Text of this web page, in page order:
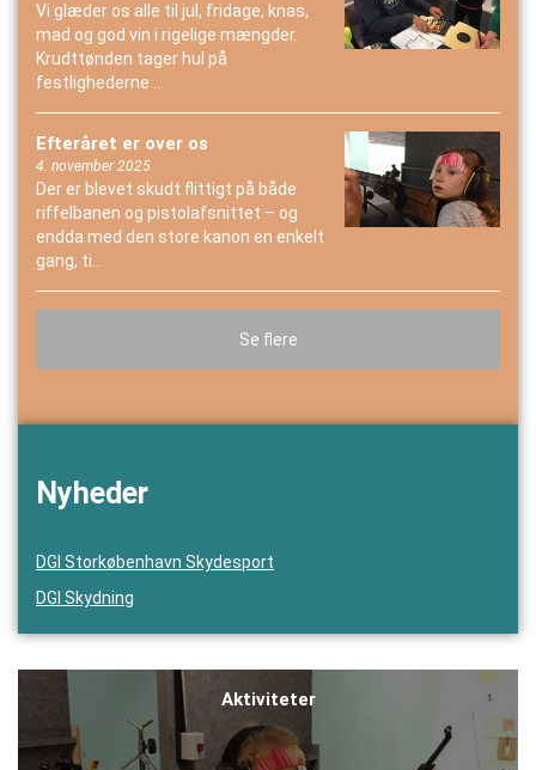
Vi glæder os alle til jul, fridage, knas,
mad og god vin i rigelige mængder.
Krudttønden tager hul på
festlighederne ...
Efteråret er over os
4. november 2025
Der er blevet skudt flittigt på både
riffelbanen og pistolafsnittet – og
endda med den store kanon en enkelt
gang, ti...
Se flere
Nyheder
DGI Storkøbenhavn Skydesport
DGI Skydning
Aktiviteter